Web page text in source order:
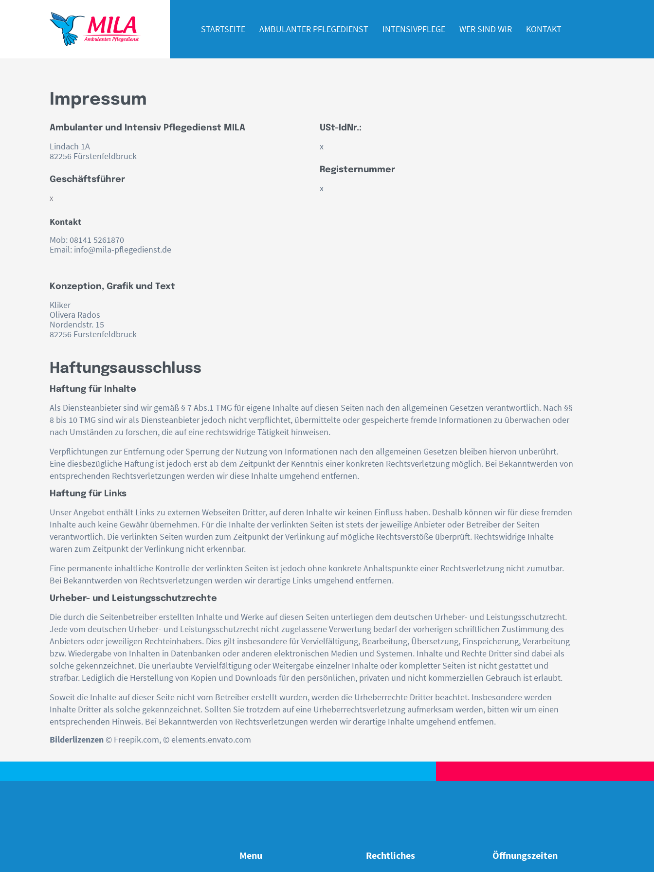
STARTSEITE AMBULANTER PFLEGEDIENST INTENSIVPFLEGE WER SIND WIR KONTAKT
Impressum
Ambulanter und Intensiv Pflegedienst MILA
Lindach 1A
82256 Fürstenfeldbruck
Geschäftsführer
x
Kontakt
Mob: 08141 5261870
Email: info@mila-pflegedienst.de
USt-IdNr.:
x
Registernummer
x
Konzeption, Grafik und Text
Kliker
Olivera Rados
Nordendstr. 15
82256 Furstenfeldbruck
Haftungsausschluss
Haftung für Inhalte
Als Diensteanbieter sind wir gemäß § 7 Abs.1 TMG für eigene Inhalte auf diesen Seiten nach den allgemeinen Gesetzen verantwortlich. Nach §§
8 bis 10 TMG sind wir als Diensteanbieter jedoch nicht verpflichtet, übermittelte oder gespeicherte fremde Informationen zu überwachen oder
nach Umständen zu forschen, die auf eine rechtswidrige Tätigkeit hinweisen.
Verpflichtungen zur Entfernung oder Sperrung der Nutzung von Informationen nach den allgemeinen Gesetzen bleiben hiervon unberührt.
Eine diesbezügliche Haftung ist jedoch erst ab dem Zeitpunkt der Kenntnis einer konkreten Rechtsverletzung möglich. Bei Bekanntwerden von
entsprechenden Rechtsverletzungen werden wir diese Inhalte umgehend entfernen.
Haftung für Links
Unser Angebot enthält Links zu externen Webseiten Dritter, auf deren Inhalte wir keinen Einfluss haben. Deshalb können wir für diese fremden
Inhalte auch keine Gewähr übernehmen. Für die Inhalte der verlinkten Seiten ist stets der jeweilige Anbieter oder Betreiber der Seiten
verantwortlich. Die verlinkten Seiten wurden zum Zeitpunkt der Verlinkung auf mögliche Rechtsverstöße überprüft. Rechtswidrige Inhalte
waren zum Zeitpunkt der Verlinkung nicht erkennbar.
Eine permanente inhaltliche Kontrolle der verlinkten Seiten ist jedoch ohne konkrete Anhaltspunkte einer Rechtsverletzung nicht zumutbar.
Bei Bekanntwerden von Rechtsverletzungen werden wir derartige Links umgehend entfernen.
Urheber- und Leistungsschutzrechte
Die durch die Seitenbetreiber erstellten Inhalte und Werke auf diesen Seiten unterliegen dem deutschen Urheber- und Leistungsschutzrecht.
Jede vom deutschen Urheber- und Leistungsschutzrecht nicht zugelassene Verwertung bedarf der vorherigen schriftlichen Zustimmung des
Anbieters oder jeweiligen Rechteinhabers. Dies gilt insbesondere für Vervielfältigung, Bearbeitung, Übersetzung, Einspeicherung, Verarbeitung
bzw. Wiedergabe von Inhalten in Datenbanken oder anderen elektronischen Medien und Systemen. Inhalte und Rechte Dritter sind dabei als
solche gekennzeichnet. Die unerlaubte Vervielfältigung oder Weitergabe einzelner Inhalte oder kompletter Seiten ist nicht gestattet und
strafbar. Lediglich die Herstellung von Kopien und Downloads für den persönlichen, privaten und nicht kommerziellen Gebrauch ist erlaubt.
Soweit die Inhalte auf dieser Seite nicht vom Betreiber erstellt wurden, werden die Urheberrechte Dritter beachtet. Insbesondere werden
Inhalte Dritter als solche gekennzeichnet. Sollten Sie trotzdem auf eine Urheberrechtsverletzung aufmerksam werden, bitten wir um einen
entsprechenden Hinweis. Bei Bekanntwerden von Rechtsverletzungen werden wir derartige Inhalte umgehend entfernen.
Bilderlizenzen © Freepik.com, © elements.envato.com
Menu Rechtliches Öffnungszeiten